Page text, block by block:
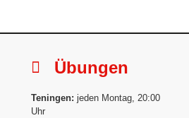
Übungen
Teningen: jeden Montag, 20:00
Uhr